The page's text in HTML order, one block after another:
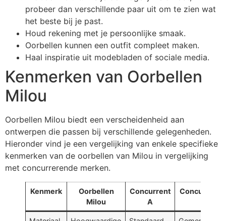
probeer dan verschillende paar uit om te zien wat
het beste bij je past.
Houd rekening met je persoonlijke smaak.
Oorbellen kunnen een outfit compleet maken.
Haal inspiratie uit modebladen of sociale media.
Kenmerken van Oorbellen
Milou
Oorbellen Milou biedt een verscheidenheid aan
ontwerpen die passen bij verschillende gelegenheden.
Hieronder vind je een vergelijking van enkele specifieke
kenmerken van de oorbellen van Milou in vergelijking
met concurrerende merken.
Kenmerk
Oorbellen
Milou
Concurrent
A
Concurrent